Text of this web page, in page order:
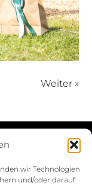
wir Technologien
und/oder darauf
Weiter »